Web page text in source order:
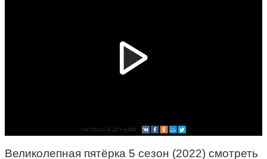
Великолепная пятёрка 5 сезон (2022) смотреть